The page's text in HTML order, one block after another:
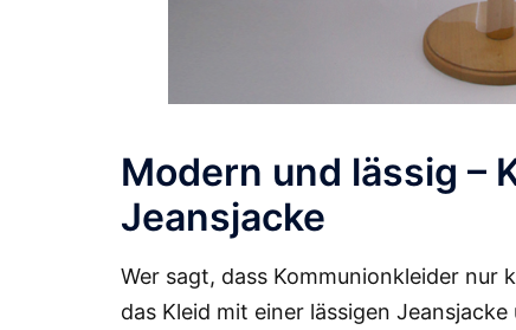
Modern und lässig –
Jeansjacke
Wer sagt, dass Kommunionkleider
das Kleid mit einer lässigen